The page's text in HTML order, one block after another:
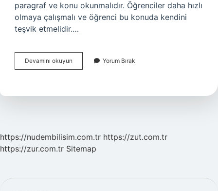
paragraf ve konu okunmalıdır. Öğrenciler daha hızlı
olmaya çalışmalı ve öğrenci bu konuda kendini
teşvik etmelidir.…
Devamını okuyun Deneme
Neti
Yorum Bırak
https://nudembilisim.com.tr https://zut.com.tr
https://zur.com.tr Sitemap